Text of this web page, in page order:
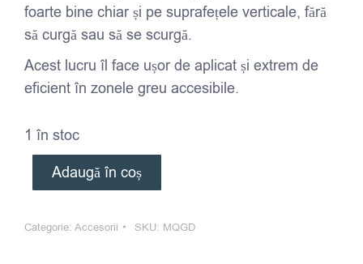
foarte bine chiar și pe suprafețele verticale, fără
să curgă sau să se scurgă.
Acest lucru îl face ușor de aplicat și extrem de
eficient în zonele greu accesibile.
1 în stoc
Adaugă în coș
Categorie: Accesorii SKU: MQGD